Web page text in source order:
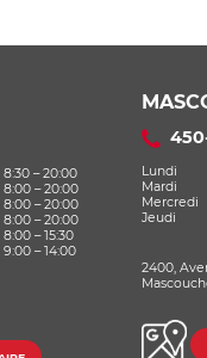
8:30 – 20:00
8:00 – 20:00
8:00 – 20:00
8:00 – 20:00
8:00 – 15:30
9:00 – 14:00
Lundi
Mardi
Mercredi
Jeudi
2400,